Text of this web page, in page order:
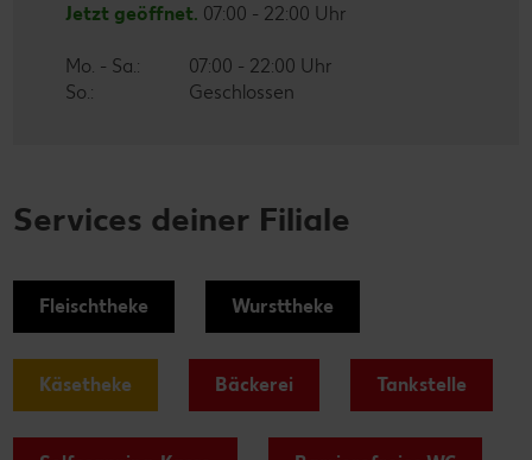
Jetzt geöffnet. 07:00 - 22:00 Uhr
Mo. - Sa.:
07:00 - 22:00 Uhr
So.:
Geschlossen
Services deiner Filiale
Fleischtheke Wursttheke
Käsetheke Bäckerei Tankstelle